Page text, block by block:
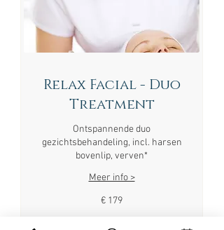
Relax Facial - Duo
Treatment
Ontspannende duo
gezichtsbehandeling, incl. harsen
bovenlip, verven*
Meer info >
€ 179